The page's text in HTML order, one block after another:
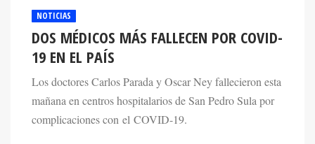
NOTICIAS
DOS MÉDICOS MÁS FALLECEN POR COVID-
19 EN EL PAÍS
Los doctores Carlos Parada y Oscar Ney fallecieron esta
mañana en centros hospitalarios de San Pedro Sula por
complicaciones con el COVID-19.